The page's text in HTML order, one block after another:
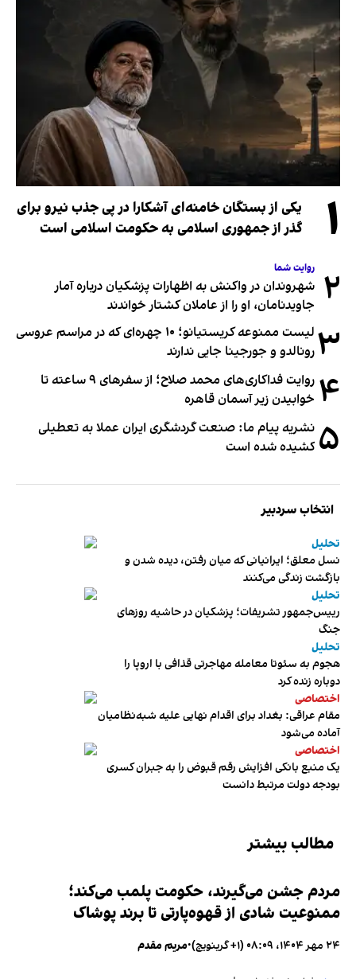
۱
یکی از بستگان خامنه‌ای آشکارا در پی جذب نیرو برای
گذر از جمهوری اسلامی به حکومت اسلامی است
۲ روایت شما
شهروندان در واکنش به اظهارات پزشکیان درباره آمار
جاویدنامان، او را از عاملان کشتار خواندند
۳
لیست ممنوعه کریستیانو؛ ۱۰ چهره‌ای که در مراسم عروسی
رونالدو و جورجینا جایی ندارند
۴
روایت فداکاری‌های محمد صلاح؛ از سفرهای ۹ ساعته تا
خوابیدن زیر آسمان قاهره
۵ نشریه پیام ما: صنعت گردشگری ایران عملا به تعطیلی
کشیده شده است
انتخاب سردبیر
تحلیل
نسل معلق؛ ایرانیانی که میان رفتن، دیده شدن و
بازگشت زندگی می‌کنند
تحلیل
رییس‌جمهور تشریفات؛ پزشکیان در حاشیه روزهای
جنگ
تحلیل
هجوم به سئوتا معامله مهاجرتی قذافی با اروپا را
دوباره زنده کرد
اختصاصی
مقام عراقی: بغداد برای اقدام نهایی علیه شبه‌نظامیان
آماده می‌شود
اختصاصی
یک منبع بانکی افزایش رقم قبوض را به جبران کسری
بودجه دولت مرتبط دانست
مطالب بیشتر
مردم جشن می‌گیرند، حکومت پلمب می‌کند؛
ممنوعیت شادی از قهوه‌پارتی تا برند پوشاک
۲۴ مهر ۱۴۰۴، ۰۸:۰۹ (‎+۱ گرینویچ) •مریم مقدم